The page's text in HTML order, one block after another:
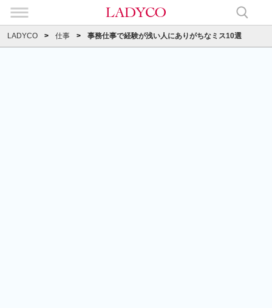
LADYCO 仕事 事務仕事で経験が浅い人にありがちなミス10選